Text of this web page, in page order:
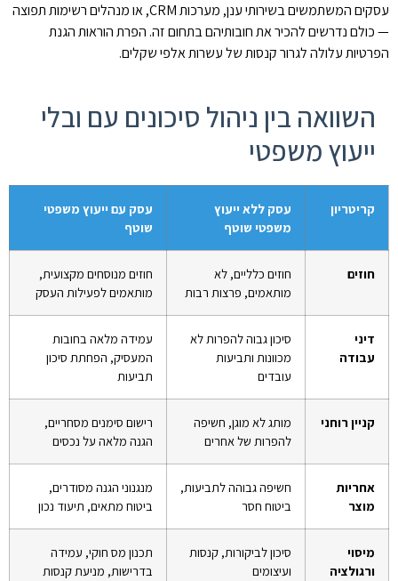
עסקים המשתמשים בשירותי ענן, מערכות CRM, או מנהלים רשימות תפוצה
— כולם נדרשים להכיר את חובותיהם בתחום זה. הפרת הוראות הגנת
הפרטיות עלולה לגרור קנסות של עשרות אלפי שקלים.
השוואה בין ניהול סיכונים עם ובלי
ייעוץ משפטי
קריטריון
עסק ללא ייעוץ
משפטי שוטף
עסק עם ייעוץ משפטי
שוטף
חוזים
חוזים כלליים, לא
מותאמים, פרצות רבות
חוזים מנוסחים מקצועית,
מותאמים לפעילות העסק
דיני
עבודה
סיכון גבוה להפרות לא
מכוונות ותביעות
עובדים
עמידה מלאה בחובות
המעסיק, הפחתת סיכון
תביעות
קניין רוחני
מותג לא מוגן, חשיפה
להפרות של אחרים
רישום סימנים מסחריים,
הגנה מלאה על נכסים
אחריות
מוצר
חשיפה גבוהה לתביעות,
ביטוח חסר
מנגנוני הגנה מסודרים,
ביטוח מתאים, תיעוד נכון
מיסוי
ורגולציה
סיכון לביקורות, קנסות
ועיצומים
תכנון מס חוקי, עמידה
בדרישות, מניעת קנסות